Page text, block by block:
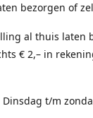
bezorgen of
al thuis laten
€ 2,– in
t/m